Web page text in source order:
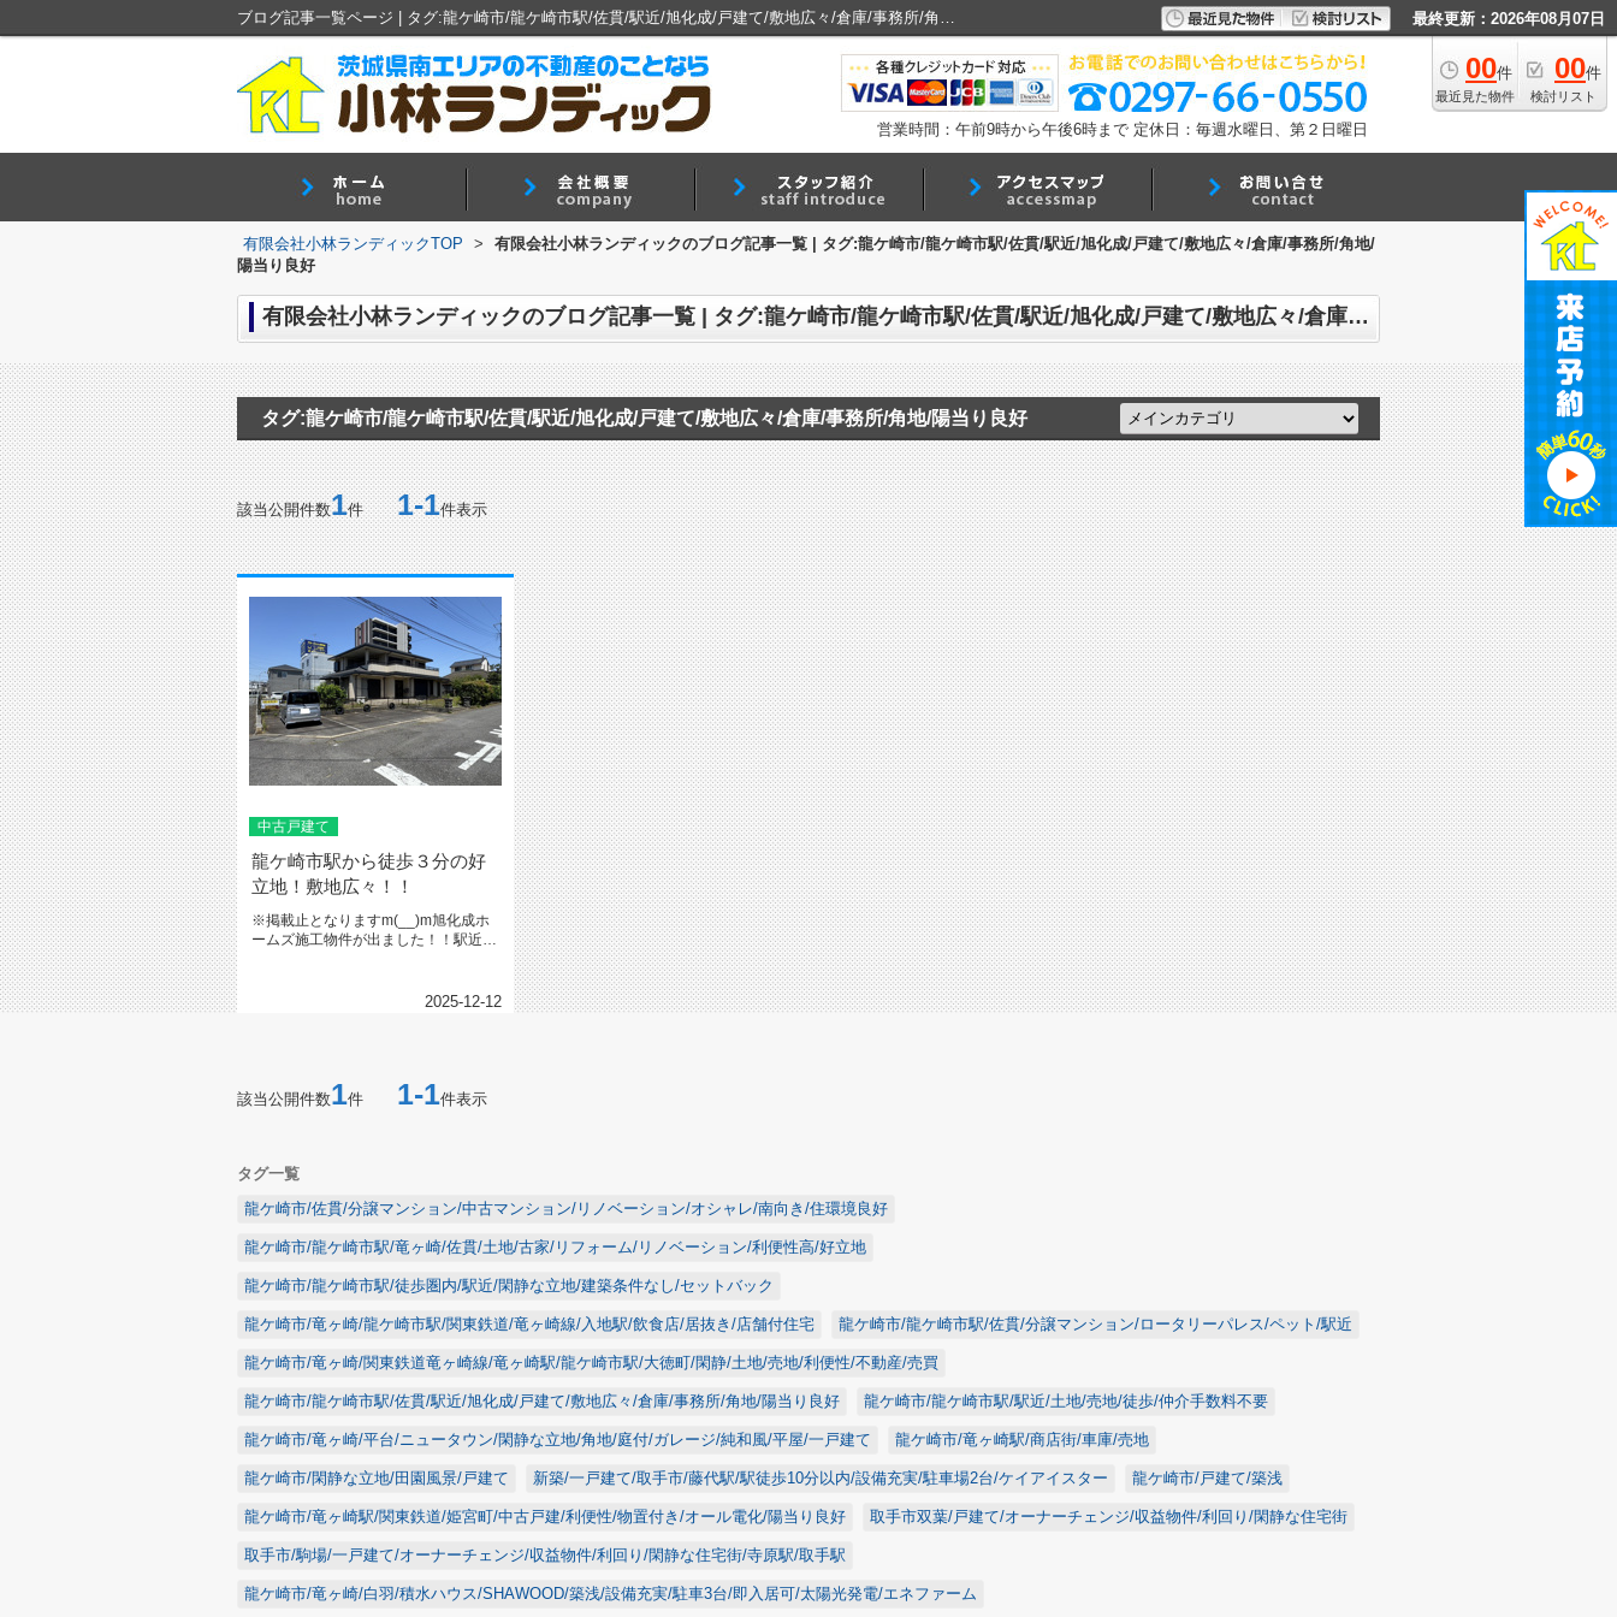
ブログ記事一覧ページ | タグ:龍ケ崎市/龍ケ崎市駅/佐貫/駅近/旭化成/戸建て/敷地広々/倉庫/事務所/角地/陽当り良好｜龍ヶ崎・佐貫の賃貸情報・お部屋探しは有限会社小林ランディック 最終更新：2026年08月07日
00件
最近見た物件
00件
検討リスト
営業時間：午前9時から午後6時まで 定休日：毎週水曜日、第２日曜日
有限会社小林ランディックTOP >
有限会社小林ランディックのブログ記事一覧 | タグ:龍ケ崎市/龍ケ崎市駅/佐貫/駅近/旭化成/戸建て/敷地広々/倉庫/事務所/角地/
陽当り良好
有限会社小林ランディックのブログ記事一覧 | タグ:龍ケ崎市/龍ケ崎市駅/佐貫/駅近/旭化成/戸建て/敷地広々/倉庫/事務所/角地/陽当り良好
タグ:龍ケ崎市/龍ケ崎市駅/佐貫/駅近/旭化成/戸建て/敷地広々/倉庫/事務所/角地/陽当り良好
該当公開件数1件1-1件表示
中古戸建て
龍ケ崎市駅から徒歩３分の好
立地！敷地広々！！
※掲載止となりますm(__)m旭化成ホ
ームズ施工物件が出ました！！駅近な
2025-12-12
該当公開件数1件 1-1件表示
タグ一覧
龍ケ崎市/佐貫/分譲マンション/中古マンション/リノベーション/オシャレ/南向き/住環境良好
龍ケ崎市/龍ケ崎市駅/竜ヶ崎/佐貫/土地/古家/リフォーム/リノベーション/利便性高/好立地
龍ケ崎市/龍ケ崎市駅/徒歩圏内/駅近/閑静な立地/建築条件なし/セットバック
龍ケ崎市/竜ヶ崎/龍ケ崎市駅/関東鉄道/竜ヶ崎線/入地駅/飲食店/居抜き/店舗付住宅 龍ケ崎市/龍ケ崎市駅/佐貫/分譲マンション/ロータリーパレス/ペット/駅近
龍ケ崎市/竜ヶ崎/関東鉄道竜ヶ崎線/竜ヶ崎駅/龍ケ崎市駅/大徳町/閑静/土地/売地/利便性/不動産/売買
龍ケ崎市/龍ケ崎市駅/佐貫/駅近/旭化成/戸建て/敷地広々/倉庫/事務所/角地/陽当り良好 龍ケ崎市/龍ケ崎市駅/駅近/土地/売地/徒歩/仲介手数料不要
龍ケ崎市/竜ヶ崎/平台/ニュータウン/閑静な立地/角地/庭付/ガレージ/純和風/平屋/一戸建て 龍ケ崎市/竜ヶ崎駅/商店街/車庫/売地
龍ケ崎市/閑静な立地/田園風景/戸建て 新築/一戸建て/取手市/藤代駅/駅徒歩10分以内/設備充実/駐車場2台/ケイアイスター 龍ケ崎市/戸建て/築浅
龍ケ崎市/竜ヶ崎駅/関東鉄道/姫宮町/中古戸建/利便性/物置付き/オール電化/陽当り良好 取手市双葉/戸建て/オーナーチェンジ/収益物件/利回り/閑静な住宅街
取手市/駒場/一戸建て/オーナーチェンジ/収益物件/利回り/閑静な住宅街/寺原駅/取手駅
龍ケ崎市/竜ヶ崎/白羽/積水ハウス/SHAWOOD/築浅/設備充実/駐車3台/即入居可/太陽光発電/エネファーム